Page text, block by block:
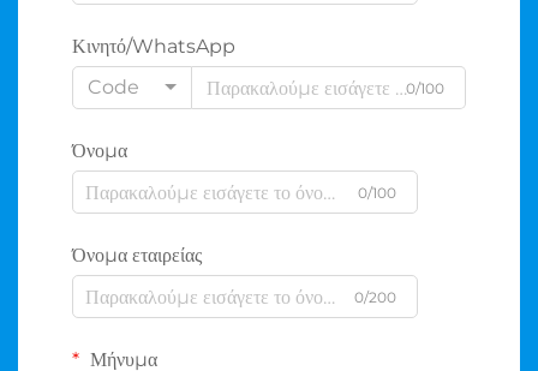
Κινητό/WhatsApp
Code
0/100
Όνομα
0/100
Όνομα εταιρείας
0/200
Μήνυμα